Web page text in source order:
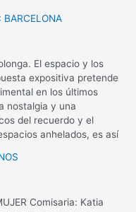
El espacio y los
expositiva pretende
en los últimos
nostalgia y una
del recuerdo y el
anhelados, es así
Comisaria: Katia